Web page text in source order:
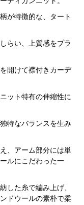
が特徴的な、タート
らい、上質感をプラ
開けて襟付きカーデ
ット特有の伸縮性に
特なバランスを生み
、アーム部分には単
ルにこだわった一
した糸で編み上げ、
ドウールの素朴で柔